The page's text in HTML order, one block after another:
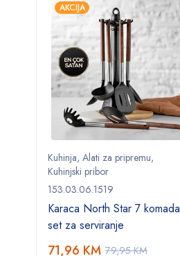
AKCIJA
Kuhinja, Alati za pripremu,
Kuhinjski pribor
153.03.06.1519
Karaca North Star 7 komada
set za serviranje
79,95KM
71,96 KM